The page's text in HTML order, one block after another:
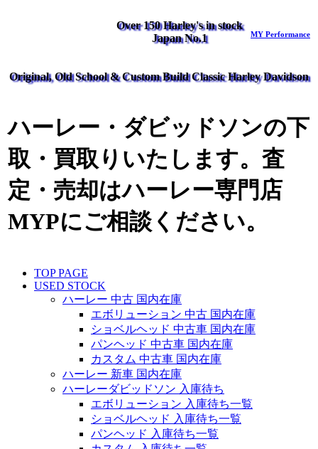
Over 150 Harley's in stock
Japan No.1
MY Performance
Original, Old School & Custom Build Classic Harley Davidson
ハーレー・ダビッドソンの下
取・買取りいたします。査
定・売却はハーレー専門店
MYPにご相談ください。
TOP PAGE
USED STOCK
ハーレー 中古 国内在庫
エボリューション 中古 国内在庫
ショベルヘッド 中古車 国内在庫
パンヘッド 中古車 国内在庫
カスタム 中古車 国内在庫
ハーレー 新車 国内在庫
ハーレーダビッドソン 入庫待ち
エボリューション 入庫待ち一覧
ショベルヘッド 入庫待ち一覧
パンヘッド 入庫待ち一覧